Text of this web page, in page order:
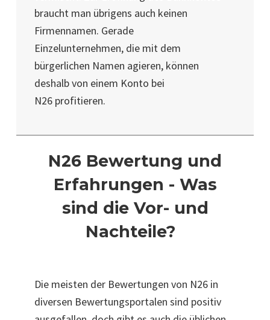
braucht man übrigens auch keinen
Firmennamen. Gerade
Einzelunternehmen, die mit dem
bürgerlichen Namen agieren, können
deshalb von einem Konto bei
N26 profitieren.
N26 Bewertung und
Erfahrungen - Was
sind die Vor- und
Nachteile?
Die meisten der Bewertungen von N26 in
diversen Bewertungsportalen sind positiv